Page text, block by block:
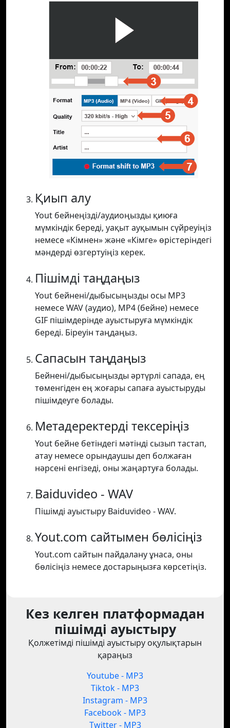
Қиып алу
Yout бейнеңізді/аудиоңызды қиюға
мүмкіндік береді, уақыт ауқымын сүйреуіңіз
немесе «Кімнен» және «Кімге» өрістеріндегі
мәндерді өзгертуіңіз керек.
Пішімді таңдаңыз
Yout бейнені/дыбысыңызды осы MP3
немесе WAV (аудио), MP4 (бейне) немесе
GIF пішімдерінде ауыстыруға мүмкіндік
береді. Біреуін таңдаңыз.
Сапасын таңдаңыз
Бейнені/дыбысыңызды әртүрлі сапада, ең
төменгіден ең жоғары сапаға ауыстыруды
пішімдеуге болады.
Метадеректерді тексеріңіз
Yout бейне бетіндегі мәтінді сызып тастап,
атау немесе орындаушы деп болжаған
нәрсені енгізеді, оны жаңартуға болады.
Baiduvideo - WAV
Пішімді ауыстыру Baiduvideo - WAV.
Yout.com сайтымен бөлісіңіз
Yout.com сайтын пайдалану ұнаса, оны
бөлісіңіз немесе достарыңызға көрсетіңіз.
Кез келген платформадан
пішімді ауыстыру
Қолжетімді пішімді ауыстыру оқулықтарын
қараңыз
Youtube - MP3
Tiktok - MP3
Instagram - MP3
Facebook - MP3
Twitter - MP3